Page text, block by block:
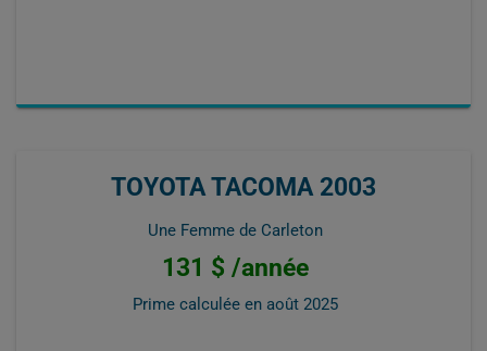
TOYOTA TACOMA 2003
Une Femme de Carleton
131 $ /année
Prime calculée en août 2025